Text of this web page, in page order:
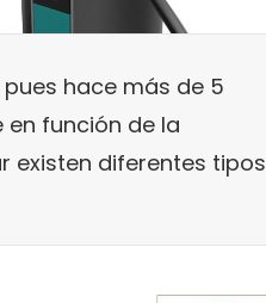
hace más de 5
en función de la
existen diferentes tipos